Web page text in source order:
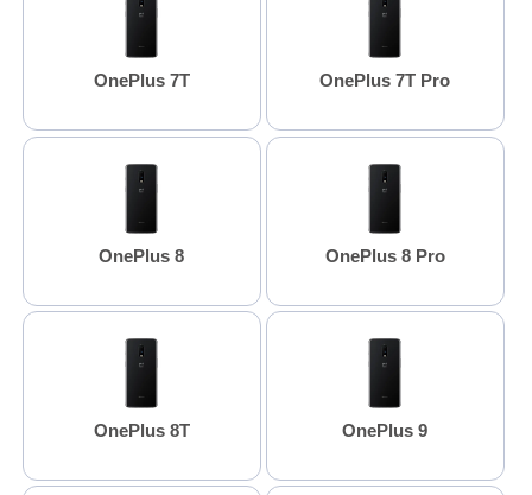
OnePlus 7T OnePlus 7T Pro
OnePlus 8 OnePlus 8 Pro
OnePlus 8T OnePlus 9